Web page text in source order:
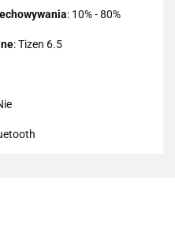
: 10% - 80%
: Tizen 6.5